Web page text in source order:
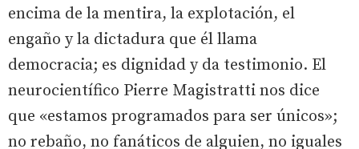
encima de la mentira, la explotación, el
engaño y la dictadura que él llama
democracia; es dignidad y da testimonio. El
neurocientífico Pierre Magistratti nos dice
que «estamos programados para ser únicos»;
no rebaño, no fanáticos de alguien, no iguales